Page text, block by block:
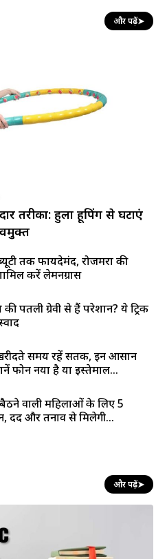
और पढ़ें➤
तरीका: हुला हूपिंग से घटाएं
तक फायदेमंद, रोजमर्रा की
करें लेमनग्रास
पतली ग्रेवी से हैं परेशान? ये ट्रिक
समय रहें सतर्क, इन आसान
फोन नया है या इस्तेमाल...
वाली महिलाओं के लिए 5
दर्द और तनाव से मिलेगी...
और पढ़ें➤